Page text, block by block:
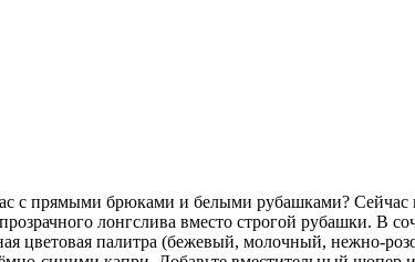
с прямыми брюками и белыми рубашками?
лонгслива вместо строгой рубашки. В
цветовая палитра (бежевый, молочный, нежно-